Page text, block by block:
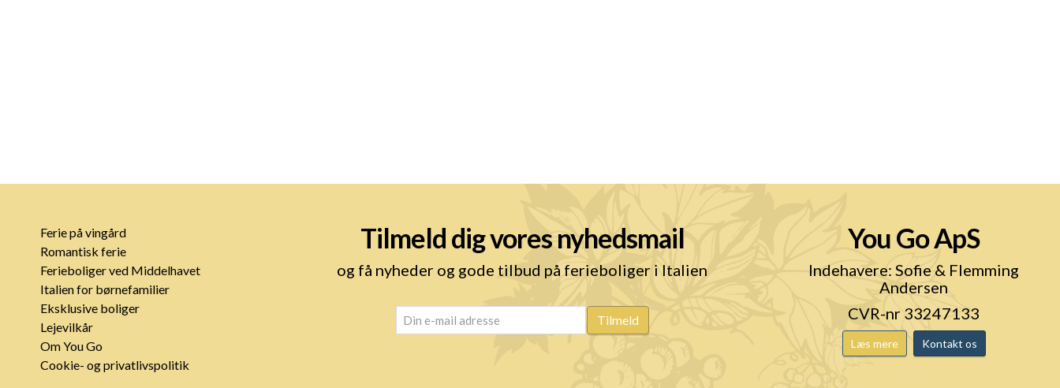
Ferie på vingård
Romantisk ferie
Ferieboliger ved Middelhavet
Italien for børnefamilier
Eksklusive boliger
Lejevilkår
Om You Go
Cookie- og privatlivspolitik
Tilmeld dig vores nyhedsmail
og få nyheder og gode tilbud på ferieboliger i Italien
email (Påkrævet) Tilmeld
You Go ApS
Indehavere: Sofie & Flemming
Andersen
CVR-nr 33247133
Læs mere Kontakt os